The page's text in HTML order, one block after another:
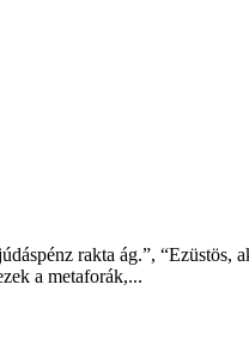
rakta ág.”, “Ezüstös,
a metaforák,...